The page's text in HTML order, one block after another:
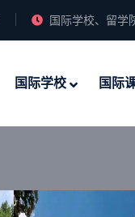
国际学校、留学
国际学校 国际